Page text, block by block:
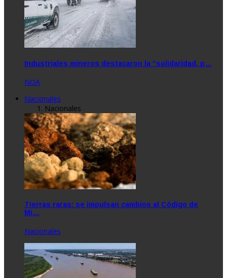
Industriales mineros destacaron la “solidaridad, p…
NOA
Nacionales
Nacionales
Tierras raras: se impulsan cambios al Código de
Mi…
Nacionales